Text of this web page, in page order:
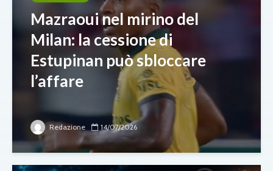
Mazraoui nel mirino del
Milan: la cessione di
Estupinan può sbloccare
l’affare
Redazione 14/07/2026